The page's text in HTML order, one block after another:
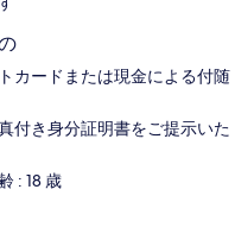
カードまたは現金による付随
付き身分証明書をご提示いた
: 18 歳